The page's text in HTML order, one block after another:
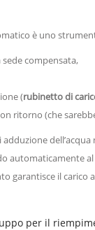
è uno
compensata,
(rubinetto di
ritorno (che
automaticamente al
garantisce il
per il